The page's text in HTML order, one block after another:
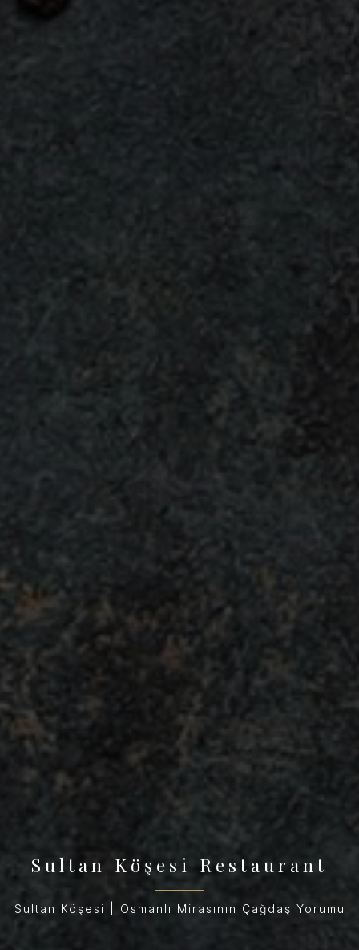
Sultan Köşesi Restaurant
Sultan Köşesi | Osmanlı Mirasının Çağdaş Yorumu